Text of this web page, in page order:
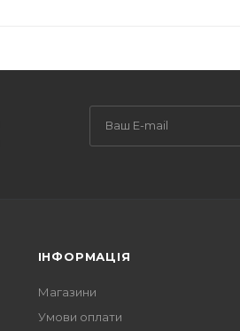
ІНФОРМАЦІЯ
Магазини
Умови оплати